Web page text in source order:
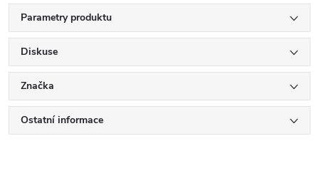
Parametry produktu
Diskuse
Značka
Ostatní informace